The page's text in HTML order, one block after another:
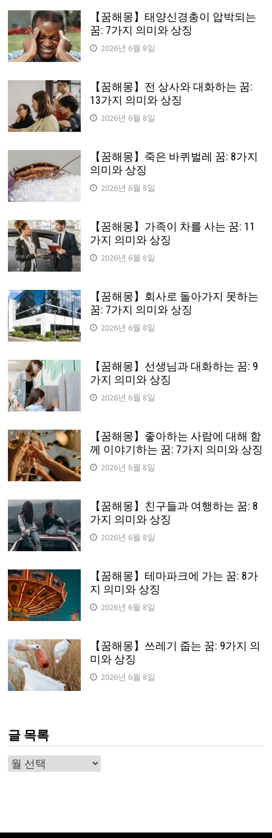
【꿈해몽】태양신경총이 압박되는
꿈: 7가지 의미와 상징
2026년 6월 8일
【꿈해몽】전 상사와 대화하는 꿈:
13가지 의미와 상징
2026년 6월 8일
【꿈해몽】죽은 바퀴벌레 꿈: 8가지
의미와 상징
2026년 6월 8일
【꿈해몽】가족이 차를 사는 꿈: 11
가지 의미와 상징
2026년 6월 8일
【꿈해몽】회사로 돌아가지 못하는
꿈: 7가지 의미와 상징
2026년 6월 8일
【꿈해몽】선생님과 대화하는 꿈: 9
가지 의미와 상징
2026년 6월 8일
【꿈해몽】좋아하는 사람에 대해 함
께 이야기하는 꿈: 7가지 의미와 상징
2026년 6월 8일
【꿈해몽】친구들과 여행하는 꿈: 8
가지 의미와 상징
2026년 6월 8일
【꿈해몽】테마파크에 가는 꿈: 8가
지 의미와 상징
2026년 6월 8일
【꿈해몽】쓰레기 줍는 꿈: 9가지 의
미와 상징
2026년 6월 8일
글 목록
글